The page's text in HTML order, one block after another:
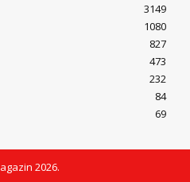
3149
1080
827
473
232
84
69
2026.